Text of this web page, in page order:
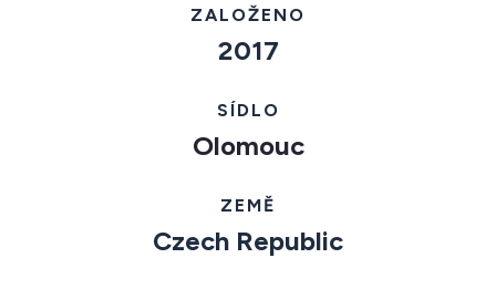
ZALOŽENO
2017
SÍDLO
Olomouc
ZEMĚ
Czech Republic